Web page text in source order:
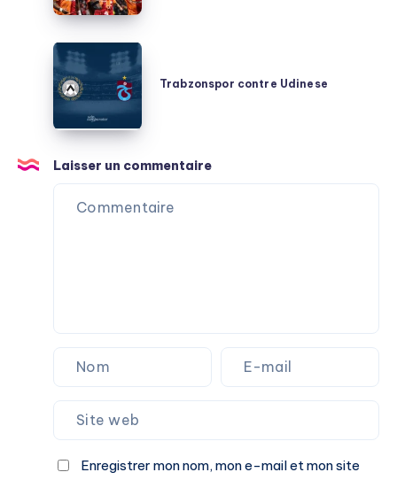
Trabzonspor
contre
Udinese
Trabzonspor contre Udinese
Laisser un commentaire
Enregistrer mon nom, mon e-mail et mon site